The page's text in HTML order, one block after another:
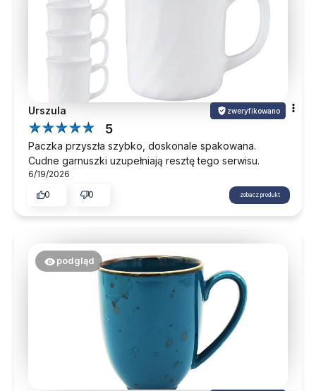
Urszula zweryfikowano
5
Paczka przyszła szybko, doskonale spakowana.
Cudne garnuszki uzupełniają resztę tego serwisu.
6/19/2026
0
0 zobacz produkt
podgląd